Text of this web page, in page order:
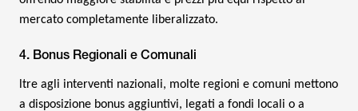
mercato completamente liberalizzato.
4. Bonus Regionali e Comunali
ltre agli interventi nazionali, molte regioni e comuni mettono
a disposizione bonus aggiuntivi, legati a fondi locali o a